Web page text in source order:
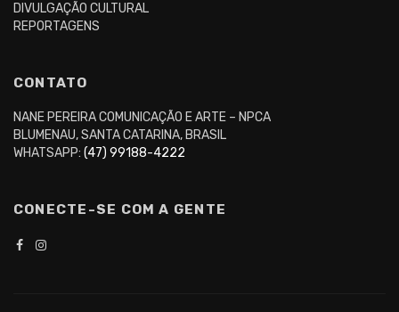
DIVULGAÇÃO CULTURAL
REPORTAGENS
CONTATO
NANE PEREIRA COMUNICAÇÃO E ARTE – NPCA
BLUMENAU, SANTA CATARINA, BRASIL
WHATSAPP: (47) 99188-4222
CONECTE-SE COM A GENTE